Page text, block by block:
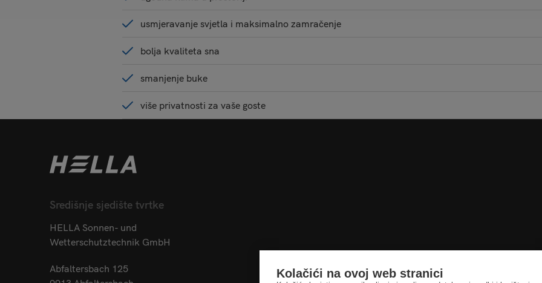
Kolačići na ovoj web stranici
usmjeravanje svjetla i maksimalno zamračenje
bolja kvaliteta sna
smanjenje buke
više privatnosti za vaše goste
Središnje sjedište tvrtke
HELLA Sonnen- und
Wetterschutztechnik GmbH
Abfaltersbach 125